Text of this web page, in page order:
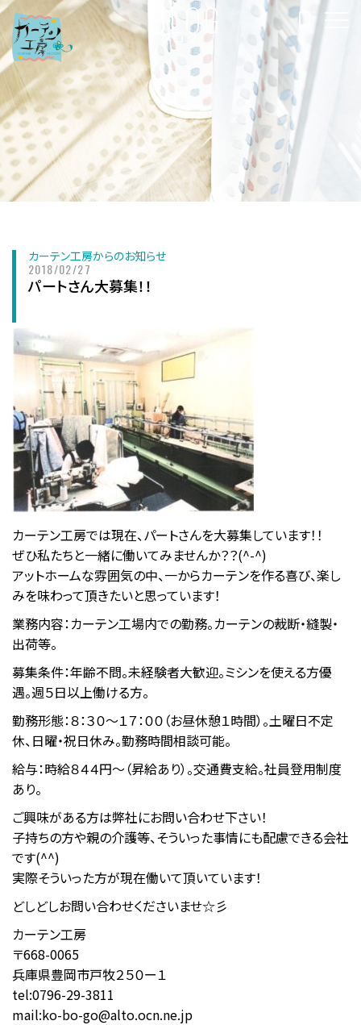
BLOG
ブログ
カーテン工房からのお知らせ
2018/02/27
パートさん大募集！！
カーテン工房では現在、パートさんを大募集しています！！
ぜひ私たちと一緒に働いてみませんか？？(^-^)
アットホームな雰囲気の中、一からカーテンを作る喜び、楽し
みを味わって頂きたいと思っています！
業務内容：カーテン工場内での勤務。カーテンの裁断・縫製・
出荷等。
募集条件：年齢不問。未経験者大歓迎。ミシンを使える方優
遇。週５日以上働ける方。
勤務形態：８：３０～１７：００（お昼休憩１時間）。土曜日不定
休、日曜・祝日休み。勤務時間相談可能。
給与：時給８４４円～（昇給あり）。交通費支給。社員登用制度
あり。
ご興味がある方は弊社にお問い合わせ下さい！
子持ちの方や親の介護等、そういった事情にも配慮できる会社
です(^^)
実際そういった方が現在働いて頂いています！
どしどしお問い合わせくださいませ☆彡
カーテン工房
〒668-0065
兵庫県豊岡市戸牧２５０ー１
tel:0796-29-3811
mail:ko-bo-go@alto.ocn.ne.jp